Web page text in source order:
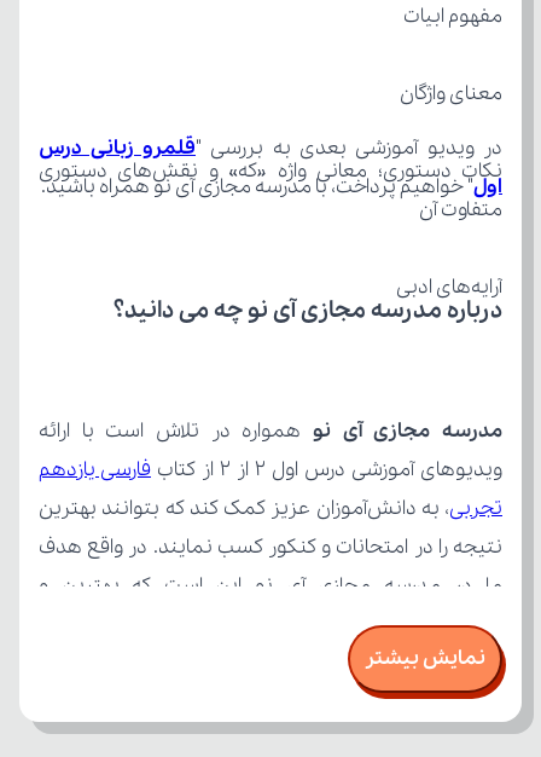
مفهوم ابیات
معنای واژگان
متفاوت آن
آرایه‌های ادبی
در ویدیو آموزشی بعدی به بررسی "
اول" خواهیم پرداخت، با مدرسه مجازی آی نو همراه باشید.
درباره مدرسه مجازی آی نو چه می‌ دانید؟
مدرسه مجازی آی نو
ویدیوهای آموزشی درس اول ۲ از ۲ از کتاب
تجربی
نمایش بیشتر